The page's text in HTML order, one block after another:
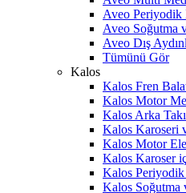
Aveo Periyodik
Aveo Soğutma
Aveo Dış
Tümünü Gör
Kalos
Kalos Fren
Kalos Motor
Kalos Arka
Kalos Karoseri
Kalos Motor
Kalos Karoser
Kalos
Kalos Soğutma